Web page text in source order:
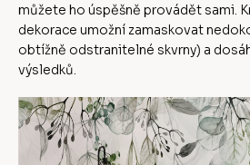
můžete ho úspěšně provádět sami.
dekorace umožní zamaskovat
obtížně odstranitelné skvrny) a
výsledků.